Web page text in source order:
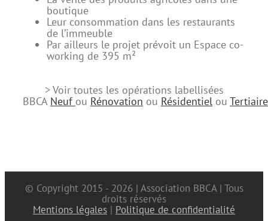
boutique
Leur consommation dans les restaurants
de l’immeuble
Par ailleurs le projet prévoit un Espace co-
working de 395 m²
> Voir toutes les opérations labellisées
BBCA Neuf ou Rénovation ou Résidentiel ou Tertiaire
© Copyright 2015 - 2026 | Association BBCA | Tous
droits réservés
Mentions légales | Politique de confidentialité